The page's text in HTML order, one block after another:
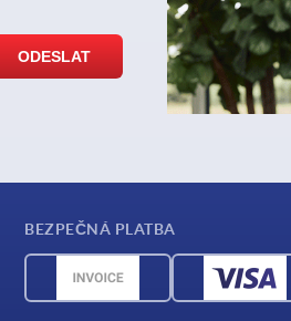
BEZPEČNÁ PLATBA